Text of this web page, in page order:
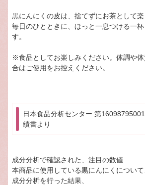
黒にんにくの皮は、捨てずにお茶として楽
毎日のひとときに、ほっと一息つける一
す。
※食品としてお楽しみください。体調や
合はご使用をお控えください。
日本食品分析センター 第
績書より
成分分析で確認された、注目の数値
本商品に使用している黒にんにくについ
成分分析を行った結果、